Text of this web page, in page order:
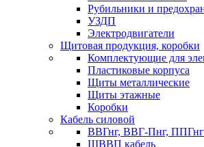
Рубильники и
УЗДП
Электродвигатели
Щитовая продукция, коробки
Комплектующие для
Пластиковые корпуса
Щиты металлические
Щиты этажные
Коробки
Кабель силовой
ВВГнг, ВВГ-Пнг, ППГнг
ШВВП кабель